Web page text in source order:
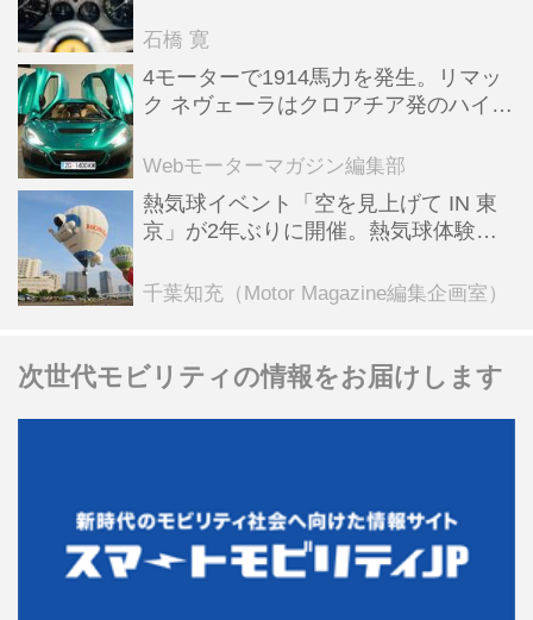
石橋 寛
4モーターで1914馬力を発生。リマッ
ク ネヴェーラはクロアチア発のハイパ
全版／115】
Webモーターマガジン編集部
熱気球イベント「空を見上げて IN 東
京」が2年ぶりに開催。熱気球体験搭
ンテンツも
千葉知充（Motor Magazine編集企画室）
次世代モビリティの情報をお届けします